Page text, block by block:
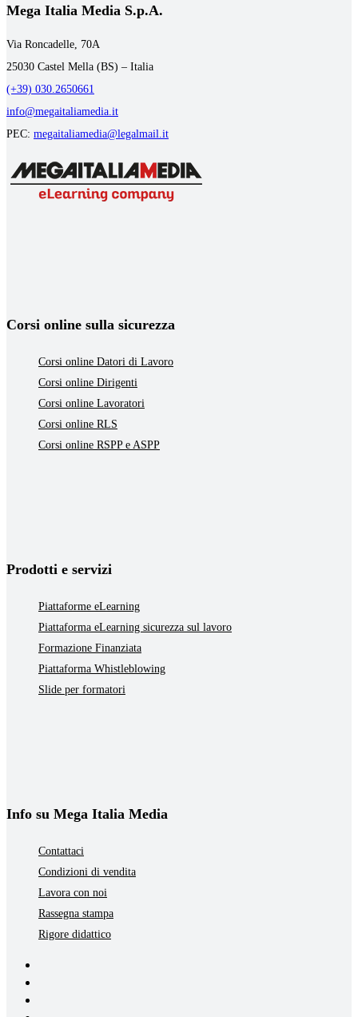
Mega Italia Media S.p.A.
Via Roncadelle, 70A
25030 Castel Mella (BS) – Italia
(+39) 030.2650661
info@megaitaliamedia.it
PEC: megaitaliamedia@legalmail.it
Corsi online sulla sicurezza
Corsi online Datori di Lavoro
Corsi online Dirigenti
Corsi online Lavoratori
Corsi online RLS
Corsi online RSPP e ASPP
Prodotti e servizi
Piattaforme eLearning
Piattaforma eLearning sicurezza sul lavoro
Formazione Finanziata
Piattaforma Whistleblowing
Slide per formatori
Info su Mega Italia Media
Contattaci
Condizioni di vendita
Lavora con noi
Rassegna stampa
Rigore didattico